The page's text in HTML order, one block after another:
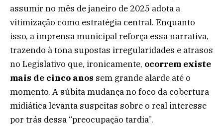
assumir no mês de janeiro de 2025 adota a
vitimização como estratégia central. Enquanto
isso, a imprensa municipal reforça essa narrativa,
trazendo à tona supostas irregularidades e atrasos
no Legislativo que, ironicamente, ocorrem existe
mais de cinco anos sem grande alarde até o
momento. A súbita mudança no foco da cobertura
midiática levanta suspeitas sobre o real interesse
por trás dessa “preocupação tardia”.